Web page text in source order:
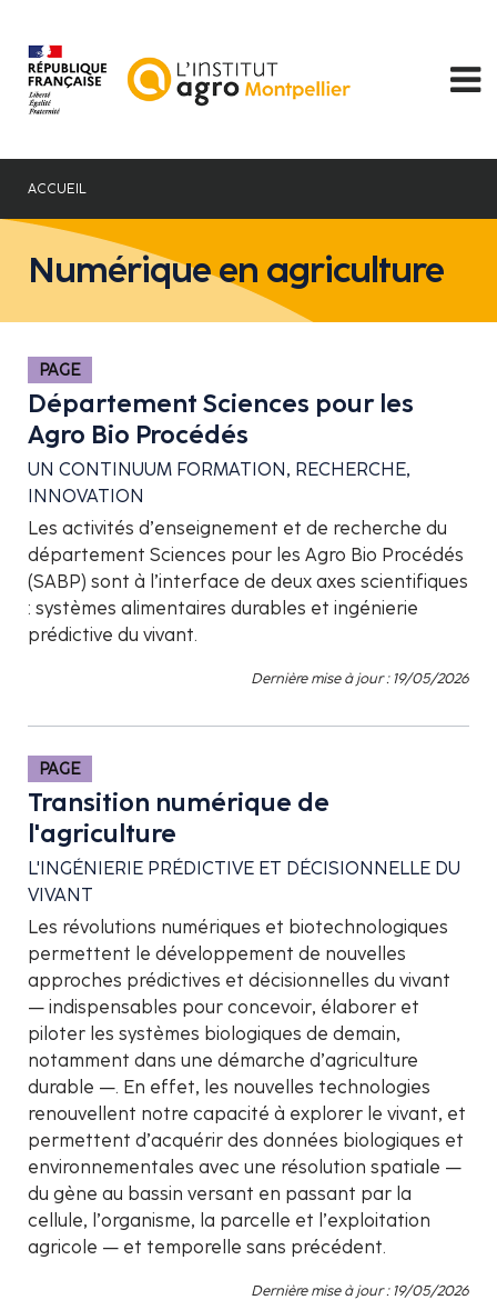
contenu
principal
ACCUEIL
Numérique en agriculture
PAGE
Département Sciences pour les
Agro Bio Procédés
UN CONTINUUM FORMATION, RECHERCHE,
INNOVATION
Les activités d’enseignement et de recherche du
département Sciences pour les Agro Bio Procédés
(SABP) sont à l’interface de deux axes scientifiques
: systèmes alimentaires durables et ingénierie
prédictive du vivant.
Dernière mise à jour : 19/05/2026
PAGE
Transition numérique de
l'agriculture
L'INGÉNIERIE PRÉDICTIVE ET DÉCISIONNELLE DU
VIVANT
Les révolutions numériques et biotechnologiques
permettent le développement de nouvelles
approches prédictives et décisionnelles du vivant
— indispensables pour concevoir, élaborer et
piloter les systèmes biologiques de demain,
notamment dans une démarche d’agriculture
durable —. En effet, les nouvelles technologies
renouvellent notre capacité à explorer le vivant, et
permettent d’acquérir des données biologiques et
environnementales avec une résolution spatiale —
du gène au bassin versant en passant par la
cellule, l’organisme, la parcelle et l’exploitation
agricole — et temporelle sans précédent.
Dernière mise à jour : 19/05/2026